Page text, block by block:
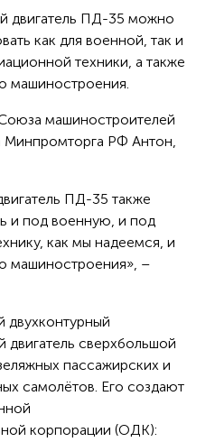
двигатель ПД-35 можно
как для военной, так и
техники, а также
машиностроения.
машиностроителей
Минпромторга РФ Антон,
ПД-35 также
и под военную, и под
как мы надеемся, и
машиностроения», –
двигатель сверхбольшой
пассажирских и
самолётов. Его создают
корпорации (ОДК):